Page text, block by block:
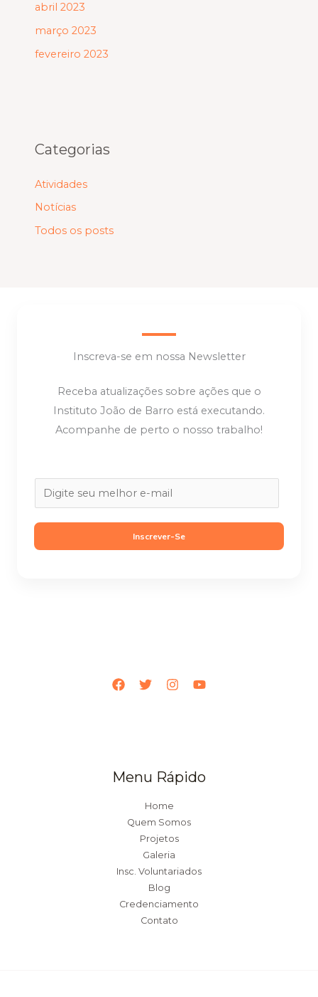
abril 2023
março 2023
fevereiro 2023
Categorias
Atividades
Notícias
Todos os posts
Inscreva-se em nossa Newsletter
Receba atualizações sobre ações que o
Instituto João de Barro está executando.
Acompanhe de perto o nosso trabalho!
m
a
i
Inscrever-Se
Menu Rápido
Home
Quem Somos
Projetos
Galeria
Insc. Voluntariados
Blog
Credenciamento
Contato